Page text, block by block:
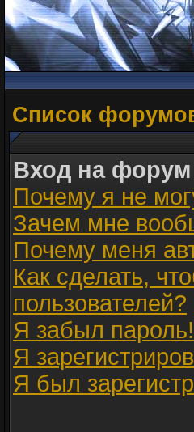
Список
Вход на форум
Почему я не
Зачем мне
Почему меня
Как сделать,
пользователей?
Я забыл пароль!
Я
Я был